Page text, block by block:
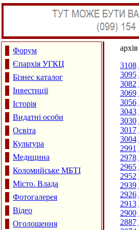
Форум
Єпархія УГКЦ
Бізнес каталог
Інвестиції
Історія
Видатні особи
Освіта
Культура
Медицина
Коломийське МБТІ
Місто. Влада
Фотогалерея
Відео
Оголошення
3108
3095
3082
3069
3056
3043
3030
3017
3004
2991
2978
2965
2952
2939
2926
2913
2900
2887